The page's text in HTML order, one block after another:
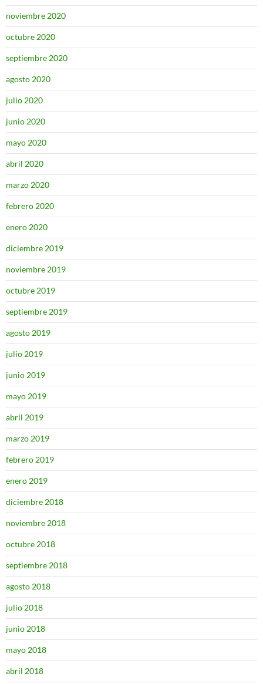
noviembre 2020
octubre 2020
septiembre 2020
agosto 2020
julio 2020
junio 2020
mayo 2020
abril 2020
marzo 2020
febrero 2020
enero 2020
diciembre 2019
noviembre 2019
octubre 2019
septiembre 2019
agosto 2019
julio 2019
junio 2019
mayo 2019
abril 2019
marzo 2019
febrero 2019
enero 2019
diciembre 2018
noviembre 2018
octubre 2018
septiembre 2018
agosto 2018
julio 2018
junio 2018
mayo 2018
abril 2018